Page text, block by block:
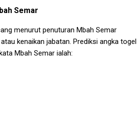
Semar
menurut penuturan Mbah Semar
kenaikan jabatan. Prediksi angka togel
Mbah Semar ialah: